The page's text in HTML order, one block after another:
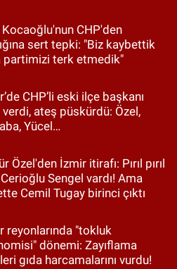
CHP'den
sert tepki: "Biz kaybettik
partimizi terk etmedik"
CHP’li eski ilçe başkanı
ateş püskürdü: Özel,
Yücel…
Özel'den İzmir itirafı: Pırıl pırıl
Sengel vardı! Ama
Cemil Tugay birinci çıktı
reyonlarında "tokluk
dönemi: Zayıflama
gıda harcamalarını vurdu!